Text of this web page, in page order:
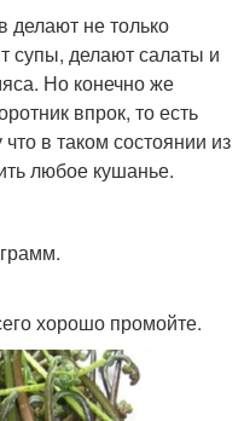
делают не только
супы, делают салаты и
Но конечно же
впрок, то есть
в таком состоянии из
любое кушанье.
хорошо промойте.